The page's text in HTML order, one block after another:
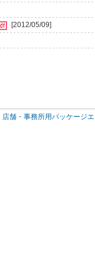
[2012/05/09]
店舗・事務所用パッケージ